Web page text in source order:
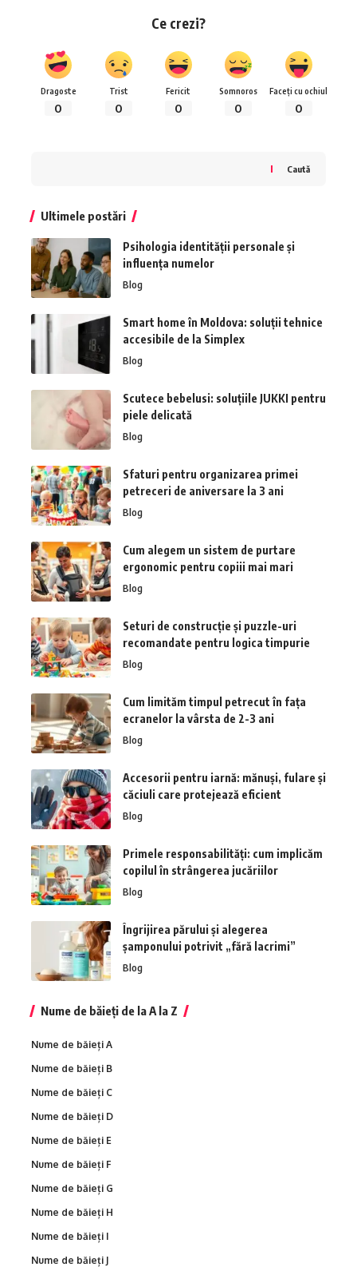
Ce crezi?
Dragoste
0
Trist
0
Fericit
0
Somnoros
0
Faceți cu ochiul
0
Caută
Ultimele postări
Psihologia identității personale și
influența numelor
Blog
Smart home în Moldova: soluții tehnice
accesibile de la Simplex
Blog
Scutece bebelusi: soluțiile JUKKI pentru
piele delicată
Blog
Sfaturi pentru organizarea primei
petreceri de aniversare la 3 ani
Blog
Cum alegem un sistem de purtare
ergonomic pentru copiii mai mari
Blog
Seturi de construcție și puzzle-uri
recomandate pentru logica timpurie
Blog
Cum limităm timpul petrecut în fața
ecranelor la vârsta de 2-3 ani
Blog
Accesorii pentru iarnă: mănuși, fulare și
căciuli care protejează eficient
Blog
Primele responsabilități: cum implicăm
copilul în strângerea jucăriilor
Blog
Îngrijirea părului și alegerea
șamponului potrivit „fără lacrimi”
Blog
Nume de băieți de la A la Z
Nume de băieți A
Nume de băieți B
Nume de băieți C
Nume de băieți D
Nume de băieți E
Nume de băieți F
Nume de băieți G
Nume de băieți H
Nume de băieți I
Nume de băieți J